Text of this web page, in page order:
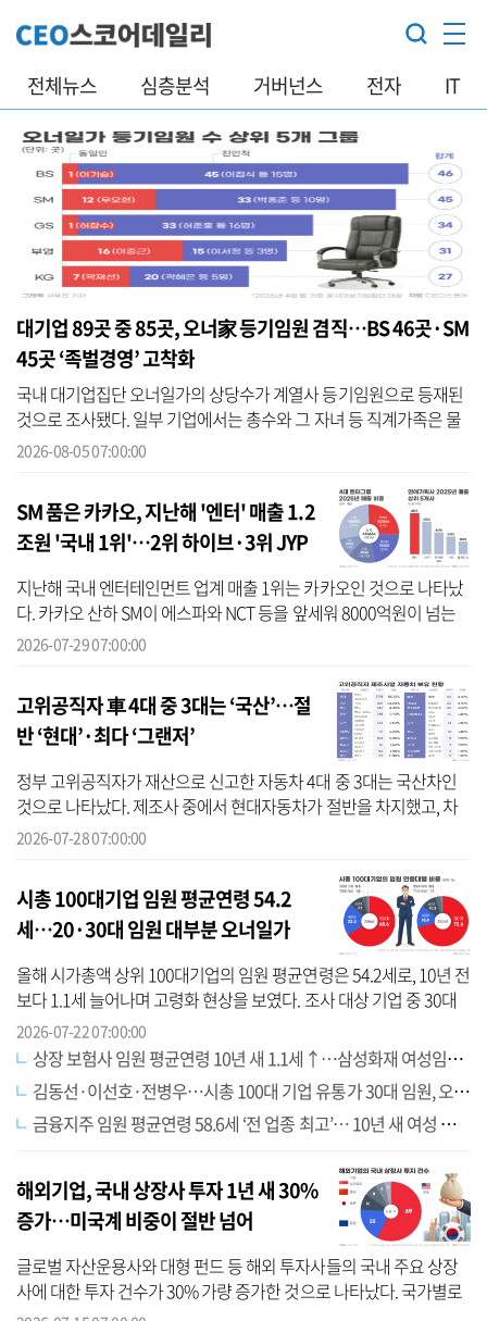
전체뉴스 심층분석 거버넌스 전자 IT
대기업 89곳 중 85곳, 오너家 등기임원 겸직…BS 46곳·SM
45곳 ‘족벌경영’ 고착화
국내 대기업집단 오너일가의 상당수가 계열사 등기임원으로 등재된
것으로 조사됐다. 일부 기업에서는 총수와 그 자녀 등 직계가족은 물
론 친인척까지 계열사 등기임원에 이름을 올리고 있어, 혈연관계를
2026-08-05 07:00:00
SM 품은 카카오, 지난해 '엔터' 매출 1.2
조원 '국내 1위'…2위 하이브·3위 JYP
순
지난해 국내 엔터테인먼트 업계 매출 1위는 카카오인 것으로 나타났
다. 카카오 산하 SM이 에스파와 NCT 등을 앞세워 8000억원이 넘는
매출을 올리며 실적을 견인한 결과다. 하이브는 빅히트뮤직을 앞세워
2026-07-29 07:00:00
고위공직자 車 4대 중 3대는 ‘국산’…절
반 ‘현대’·최다 ‘그랜저’
정부 고위공직자가 재산으로 신고한 자동차 4대 중 3대는 국산차인
것으로 나타났다. 제조사 중에서 현대자동차가 절반을 차지했고, 차
종별로는 그랜저가 가장 많았다. 고위공직자 5명 중 1명이 그랜저를
2026-07-28 07:00:00
시총 100대기업 임원 평균연령 54.2
세…20·30대 임원 대부분 오너일가
올해 시가총액 상위 100대기업의 임원 평균연령은 54.2세로, 10년 전
보다 1.1세 늘어나며 고령화 현상을 보였다. 조사 대상 기업 중 30대
이하 젊은 임원은 14명에 불과했고, 이 가운데 오너일가가 아닌 전문
경...
2026-07-22 07:00:00
상장 보험사 임원 평균연령 10년 새 1.1세↑…삼성화재 여성임원 0→11명 ‘급증’
김동선·이선호·전병우…시총 100대 기업 유통가 30대 임원, 오너 3·4세가 장악
금융지주 임원 평균연령 58.6세 ‘전 업종 최고’… 10년 새 여성 임원은 14배 껑충
해외기업, 국내 상장사 투자 1년 새 30%
증가…미국계 비중이 절반 넘어
글로벌 자산운용사와 대형 펀드 등 해외 투자사들의 국내 주요 상장
사에 대한 투자 건수가 30% 가량 증가한 것으로 나타났다. 국가별로
는 미국계 투자기업의 비중이 가장 높았고, 이어 유럽, 일본, 중국 순으